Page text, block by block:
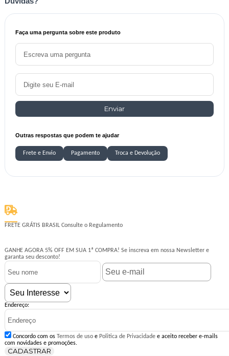
Faça uma pergunta sobre este produto
Enviar
Outras respostas que podem te ajudar
Frete e Envio Pagamento Troca e Devolução
FRETE GRÁTIS BRASIL Consulte o Regulamento
GANHE AGORA 5% OFF EM SUA 1ª COMPRA! Se inscreva em nossa Newsletter e
garanta seu desconto!
Endereço:
Concordo com os Termos de usoe Politica de Privacidadee aceito receber e-mails
com novidades e promoções.
CADASTRAR